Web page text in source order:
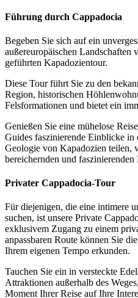
Führung durch Cappadocia
Begeben Sie sich auf ein
außereuropäischen Landschaften
geführten Kapadozientour.
Diese Tour führt Sie zu den
Region, historischen
Felsformationen und bietet ein
Genießen Sie eine mühelose
Guides faszinierende Einblicke
Geologie von Kapadozien teilen,
bereichernden und faszinierenden
Privater Cappadocia-Tour
Für diejenigen, die eine intimere
suchen, ist unsere Private
exklusivem Zugang zu einem
anpassbaren Route können Sie
Ihrem eigenen Tempo erkunden.
Tauchen Sie ein in versteckte
Attraktionen außerhalb des
Moment Ihrer Reise auf Ihre